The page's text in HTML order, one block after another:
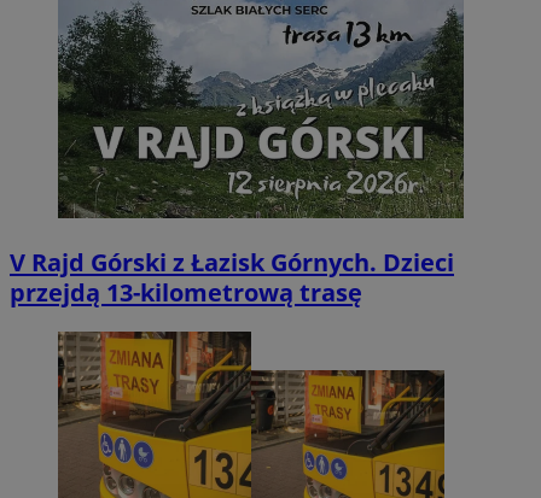
V Rajd Górski z Łazisk Górnych. Dzieci
przejdą 13-kilometrową trasę